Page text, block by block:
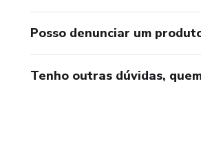
Posso denunciar um
Tenho outras dúvidas,